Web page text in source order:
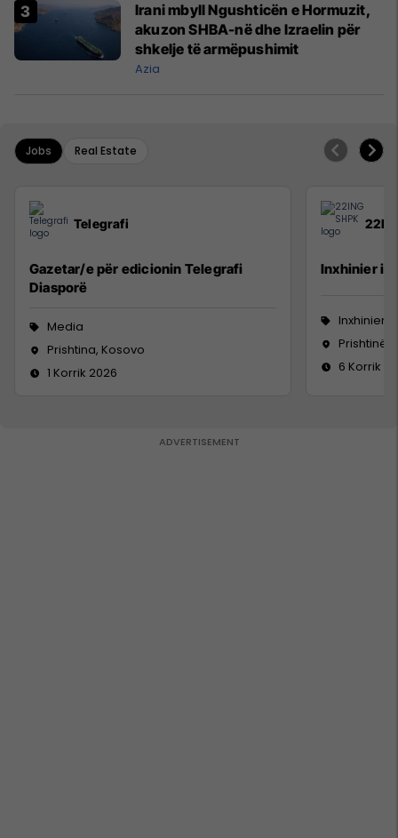
Irani mbyll Ngushticën e Hormuzit,
akuzon SHBA-në dhe Izraelin për
shkelje të armëpushimit
Azia
Jobs Real Estate
Telegrafi
Gazetar/e për edicionin Telegrafi
Diasporë
Media
Prishtina, Kosovo
1 Korrik 2026
Inxhinier i
Inxhinieri
Prishtinë
6 Korrik